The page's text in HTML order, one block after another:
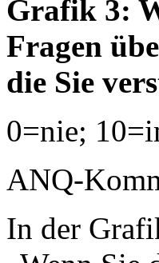
Grafik 3:
Fragen
die Sie
0=nie;
ANQ-
In der